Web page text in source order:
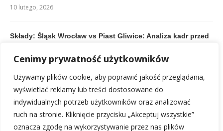
Cenimy prywatność użytkowników
Używamy plików cookie, aby poprawić jakość przeglądania,
wyświetlać reklamy lub treści dostosowane do
indywidualnych potrzeb użytkowników oraz analizować
ruch na stronie. Kliknięcie przycisku „Akceptuj wszystkie”
oznacza zgodę na wykorzystywanie przez nas plików
10 lutego, 2026
Składy: Śląsk Wrocław vs Piast Gliwice: Analiza kadr przed
10 lutego, 2026
Składy: Chelsea F.C. – Legia Warszawa: Kto zagra?
10 lutego, 2026